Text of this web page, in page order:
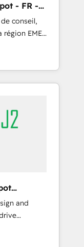
6,500+
close
(the right
- FR -
conseil,
EMEA
experts en
CRM
an
USA
and
we